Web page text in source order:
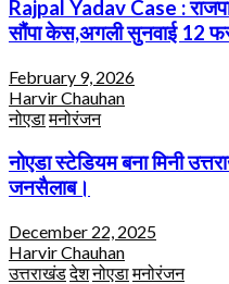
Rajpal Yadav Case :
सौंपा केस,अगली सुनवाई 12
February 9, 2026
Harvir Chauhan
नोएडामनोरंजन
नोएडा स्टेडियम बना मिनी
जनसैलाब।
December 22, 2025
Harvir Chauhan
उत्तराखंडदेशनोएडामनोरंजन